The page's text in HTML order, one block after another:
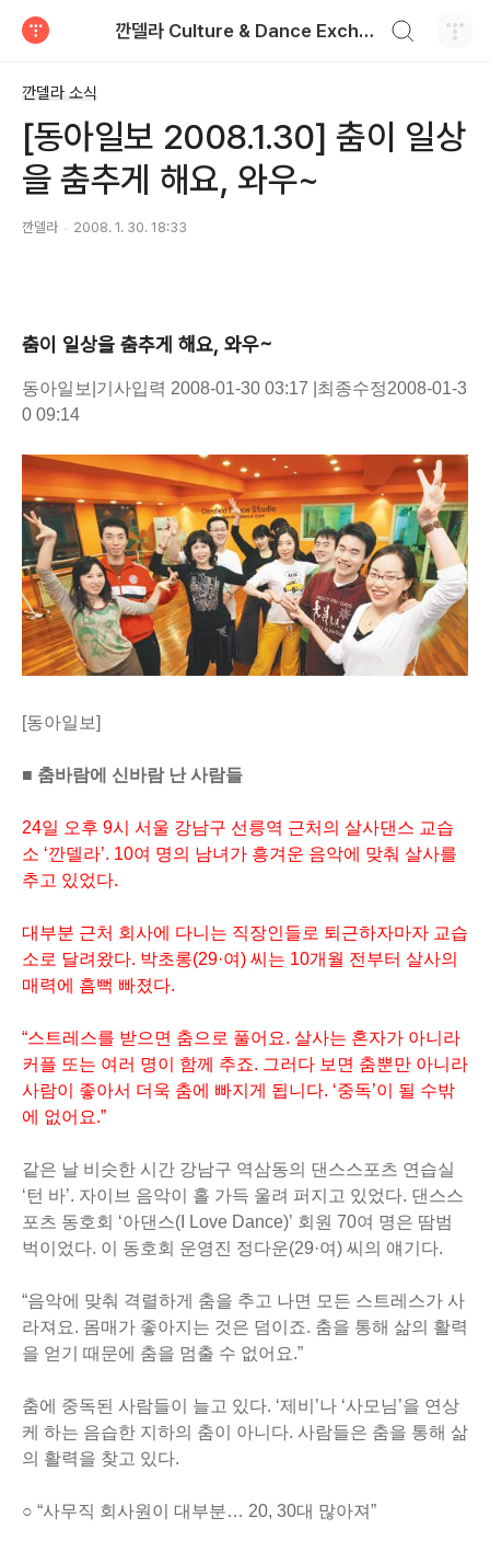
깐델라 Culture & Dance Exchange
깐델라 소식
[동아일보 2008.1.30] 춤이 일상
을 춤추게 해요, 와우~
깐델라 2008. 1. 30. 18:33
춤이 일상을 춤추게 해요, 와우~
동아일보 기사입력 2008-01-30 03:17 최종수정2008-01-3
0 09:14
[동아일보]
■ 춤바람에 신바람 난 사람들
24일 오후 9시 서울 강남구 선릉역 근처의 살사댄스 교습
소 ‘깐델라’. 10여 명의 남녀가 흥겨운 음악에 맞춰 살사를
추고 있었다.
대부분 근처 회사에 다니는 직장인들로 퇴근하자마자 교습
소로 달려왔다. 박초롱(29·여) 씨는 10개월 전부터 살사의
매력에 흠뻑 빠졌다.
“스트레스를 받으면 춤으로 풀어요. 살사는 혼자가 아니라
커플 또는 여러 명이 함께 추죠. 그러다 보면 춤뿐만 아니라
사람이 좋아서 더욱 춤에 빠지게 됩니다. ‘중독’이 될 수밖
에 없어요.”
같은 날 비슷한 시간 강남구 역삼동의 댄스스포츠 연습실
‘턴 바’. 자이브 음악이 홀 가득 울려 퍼지고 있었다. 댄스스
포츠 동호회 ‘아댄스(I Love Dance)’ 회원 70여 명은 땀범
벅이었다. 이 동호회 운영진 정다운(29·여) 씨의 얘기다.
“음악에 맞춰 격렬하게 춤을 추고 나면 모든 스트레스가 사
라져요. 몸매가 좋아지는 것은 덤이죠. 춤을 통해 삶의 활력
을 얻기 때문에 춤을 멈출 수 없어요.”
춤에 중독된 사람들이 늘고 있다. ‘제비’나 ‘사모님’을 연상
케 하는 음습한 지하의 춤이 아니다. 사람들은 춤을 통해 삶
의 활력을 찾고 있다.
○ “사무직 회사원이 대부분… 20, 30대 많아져”